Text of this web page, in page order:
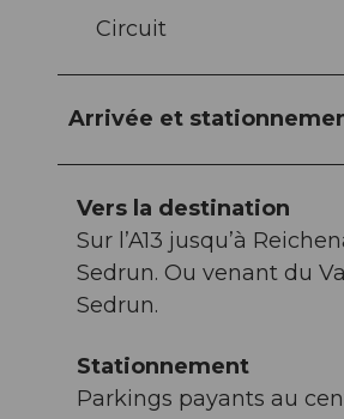
Circuit
Arrivée et
Vers la destination
Sur l’A13 jusqu’à
Sedrun. Ou venant du
Sedrun.
Stationnement
Parkings payants au